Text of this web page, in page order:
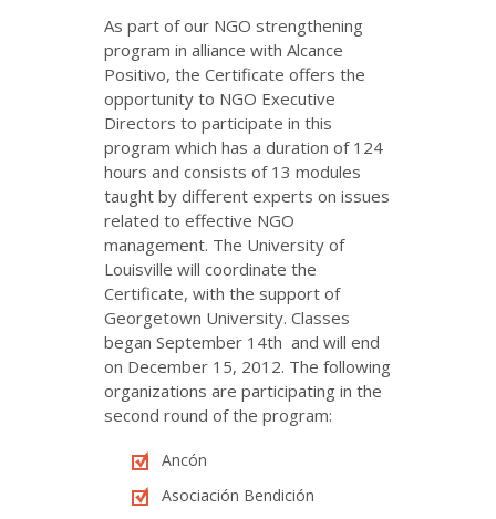
As part of our NGO strengthening
program in alliance with Alcance
Positivo, the Certificate offers the
opportunity to NGO Executive
Directors to participate in this
program which has a duration of 124
hours and consists of 13 modules
taught by different experts on issues
related to effective NGO
management. The University of
Louisville will coordinate the
Certificate, with the support of
Georgetown University. Classes
began September 14th and will end
on December 15, 2012. The following
organizations are participating in the
second round of the program:
Ancón
Asociación Bendición